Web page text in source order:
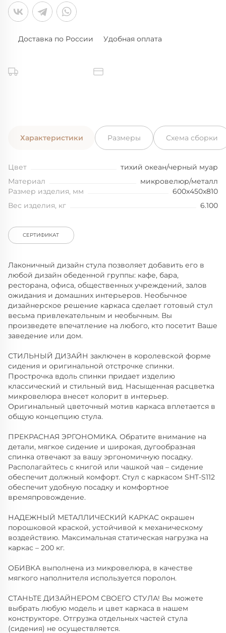
Доставка по России Удобная оплата
Характеристики Размеры Схема сборки
Цвет
тихий океан/черный муар
Материал
микровелюр/металл
Размер изделия, мм
600x450x810
Вес изделия, кг
6.100
СЕРТИФИКАТ
Лаконичный дизайн стула позволяет добавить его в
любой дизайн обеденной группы: кафе, бара,
ресторана, офиса, общественных учреждений, залов
ожидания и домашних интерьеров. Необычное
дизайнерское решение каркаса сделает готовый стул
весьма привлекательным и необычным. Вы
произведете впечатление на любого, кто посетит Ваше
заведение или дом.
СТИЛЬНЫЙ ДИЗАЙН заключен в королевской форме
сидения и оригинальной отстрочке спинки.
Прострочка вдоль спинки придает изделию
классический и стильный вид. Насыщенная расцветка
микровелюра внесет колорит в интерьер.
Оригинальный цветочный мотив каркаса вплетается в
общую концепцию стула.
ПРЕКРАСНАЯ ЭРГОНОМИКА. Обратите внимание на
детали, мягкое сидение и широкая, дугообразная
спинка отвечают за вашу эргономичную посадку.
Располагайтесь с книгой или чашкой чая – сидение
обеспечит должный комфорт. Стул с каркасом SHT-S112
обеспечит удобную посадку и комфортное
времяпровождение.
НАДЕЖНЫЙ МЕТАЛЛИЧЕСКИЙ КАРКАС окрашен
порошковой краской, устойчивой к механическому
воздействию. Максимальная статическая нагрузка на
каркас – 200 кг.
ОБИВКА выполнена из микровелюра, в качестве
мягкого наполнителя используется поролон.
СТАНЬТЕ ДИЗАЙНЕРОМ СВОЕГО СТУЛА! Вы можете
выбрать любую модель и цвет каркаса в нашем
конструкторе. Отгрузка отдельных частей стула
(сидения) не осуществляется.